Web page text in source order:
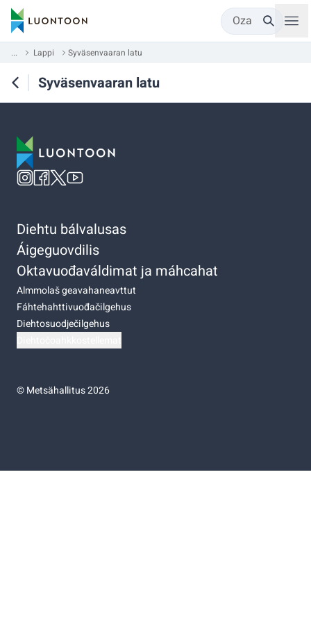
Oza
... Lappi Syväsenvaaran latu
Syväsenvaaran latu
Diehtu bálvalusas
Áigeguovdilis
Oktavuođaváldimat ja máhcahat
Almmolaš geavahaneavttut
Fáhtehahttivuođačilgehus
Diehtosuodječilgehus
©Metsähallitus 2026